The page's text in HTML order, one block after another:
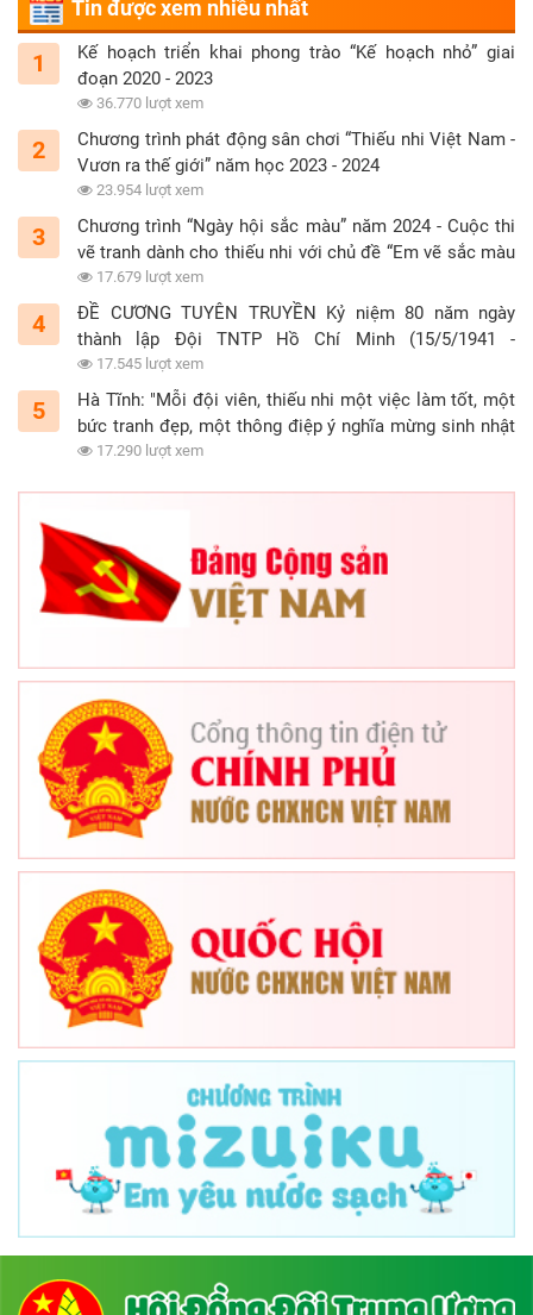
Tin được xem nhiều nhất
1
Kế hoạch triển khai phong trào “Kế hoạch nhỏ” giai
đoạn 2020 - 2023
36.770 lượt xem
2
Chương trình phát động sân chơi “Thiếu nhi Việt Nam -
Vươn ra thế giới” năm học 2023 - 2024
23.954 lượt xem
3
Chương trình “Ngày hội sắc màu” năm 2024 - Cuộc thi
vẽ tranh dành cho thiếu nhi với chủ đề “Em vẽ sắc màu
tình nguyện”
17.679 lượt xem
4
ĐỀ CƯƠNG TUYÊN TRUYỀN Kỷ niệm 80 năm ngày
thành lập Đội TNTP Hồ Chí Minh (15/5/1941 -
15/5/2021)
17.545 lượt xem
5
Hà Tĩnh: "Mỗi đội viên, thiếu nhi một việc làm tốt, một
bức tranh đẹp, một thông điệp ý nghĩa mừng sinh nhật
Đội"17.290 lượt xem